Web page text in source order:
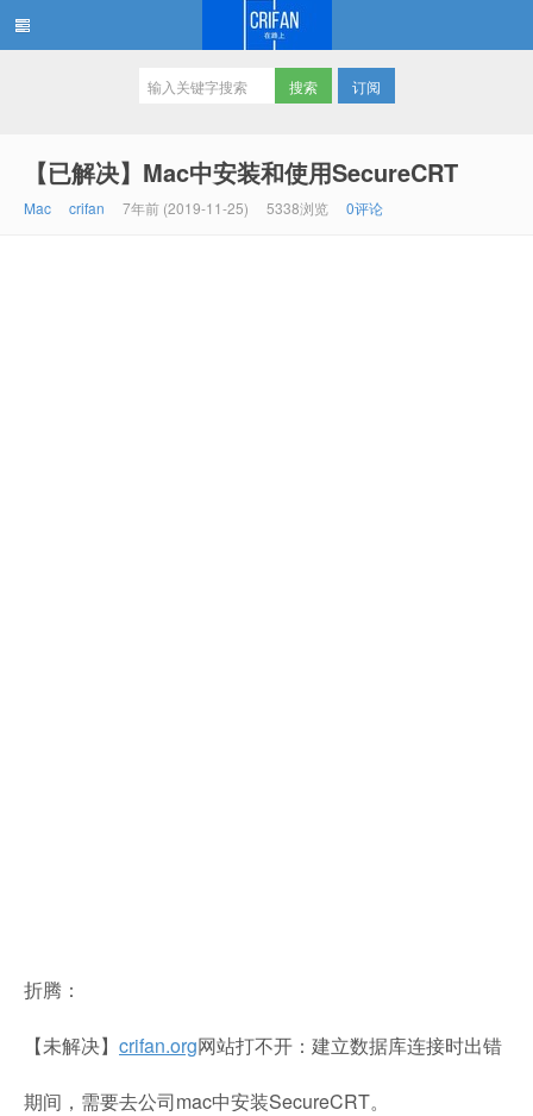
订阅
【已解决】Mac中安装和使用SecureCRT
Mac crifan 7年前 (2019-11-25) 5338浏览 0评论
折腾：
【未解决】 crifan.org网站打不开：建立数据库连接时出错
期间，需要去公司mac中安装SecureCRT。